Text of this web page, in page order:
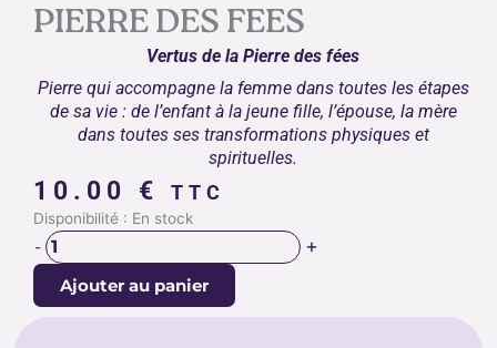
PIERRE DES FEES
Vertus de la Pierre des fées
Pierre qui accompagne la femme dans toutes les étapes
de sa vie : de l’enfant à la jeune fille, l’épouse, la mère
dans toutes ses transformations physiques et
spirituelles.
10.00 € TTC
Disponibilité : En stock
-
quantité
de
PIERRE
DES
+
Ajouter au panier